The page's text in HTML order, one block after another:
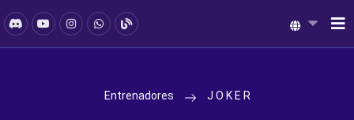
Entrenadores J O K E R